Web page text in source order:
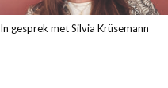
In gesprek met Silvia Krüsemann